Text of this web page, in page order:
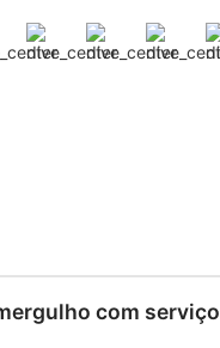
com serviço